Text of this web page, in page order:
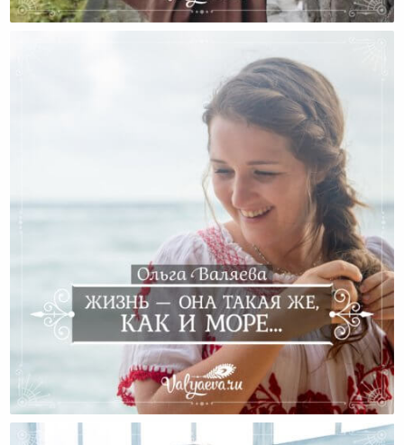
А Какая Длина Юбки Считается?
Жизнь — Она Такая Же, Как И Море…